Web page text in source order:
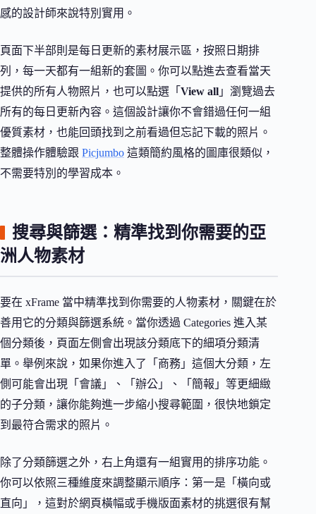
感的設計師來說特別實用。
頁面下半部則是每日更新的素材展示區，按照日期排
列，每一天都有一組新的套圖。你可以點進去查看當天
提供的所有人物照片，也可以點選「 View all 」瀏覽過去
所有的每日更新內容。這個設計讓你不會錯過任何一組
優質素材，也能回頭找到之前看過但忘記下載的照片。
整體操作體驗跟 Picjumbo 這類簡約風格的圖庫很類似，
不需要特別的學習成本。
搜尋與篩選：精準找到你需要的亞
洲人物素材
要在 xFrame 當中精準找到你需要的人物素材，關鍵在於
善用它的分類與篩選系統。當你透過 Categories 進入某
個分類後，頁面左側會出現該分類底下的細項分類清
單。舉例來說，如果你進入了「商務」這個大分類，左
側可能會出現「會議」、「辦公」、「簡報」等更細緻
的子分類，讓你能夠進一步縮小搜尋範圍，很快地鎖定
到最符合需求的照片。
除了分類篩選之外，右上角還有一組實用的排序功能。
你可以依照三種維度來調整顯示順序：第一是「橫向或
直向」，這對於網頁橫幅或手機版面素材的挑選很有幫